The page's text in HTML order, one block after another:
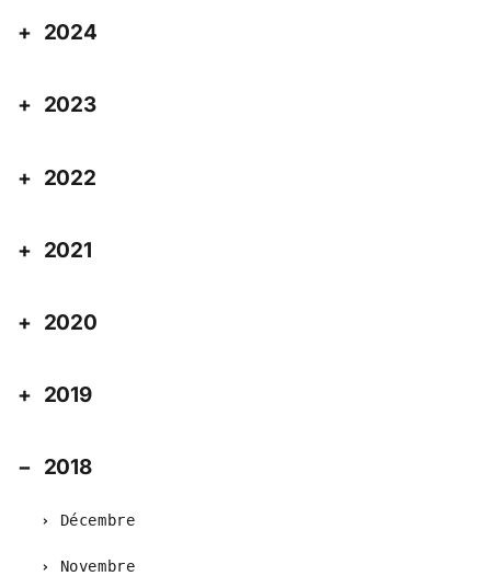
2024
2023
2022
2021
2020
2019
2018
Décembre
Novembre